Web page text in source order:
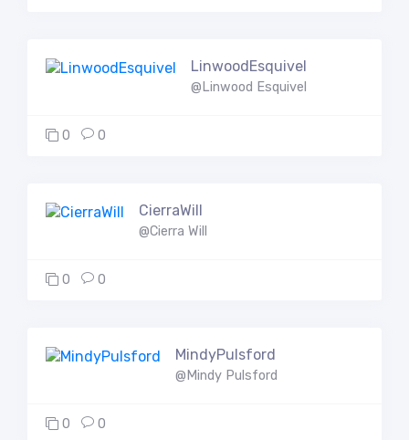
LinwoodEsquivel
@Linwood Esquivel
0 0
CierraWill
@Cierra Will
0 0
MindyPulsford
@Mindy Pulsford
0 0